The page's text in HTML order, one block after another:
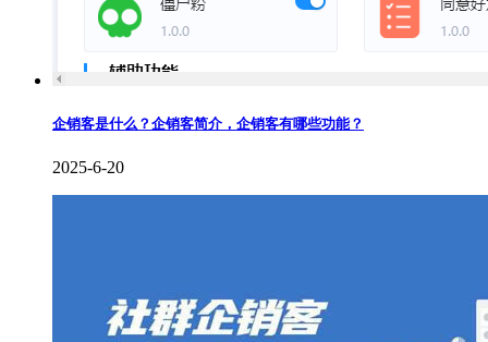
企销客是什么？企销客简介，企销客有哪些功能？
2025-6-20